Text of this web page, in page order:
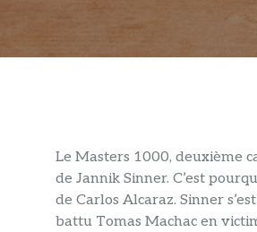
Le Masters 1000, deuxième
de Jannik Sinner. C’est
de Carlos Alcaraz. Sinner
battu Tomas Machac en